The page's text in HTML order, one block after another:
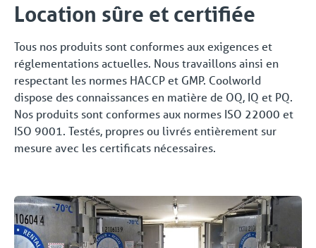
Location sûre et certifiée
Tous nos produits sont conformes aux exigences et
réglementations actuelles. Nous travaillons ainsi en
respectant les normes HACCP et GMP. Coolworld
dispose des connaissances en matière de OQ, IQ et PQ.
Nos produits sont conformes aux normes ISO 22000 et
ISO 9001. Testés, propres ou livrés entièrement sur
mesure avec les certificats nécessaires.